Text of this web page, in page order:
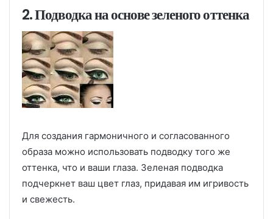
2. Подводка на основе зеленого оттенка
Для создания гармоничного и согласованного
образа можно использовать подводку того же
оттенка, что и ваши глаза. Зеленая подводка
подчеркнет ваш цвет глаз, придавая им игривость
и свежесть.